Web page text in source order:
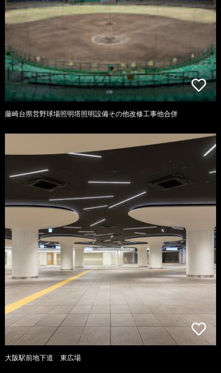
藤崎台県営野球場照明塔照明設備その他改修工事他合併
大阪駅前地下道 東広場